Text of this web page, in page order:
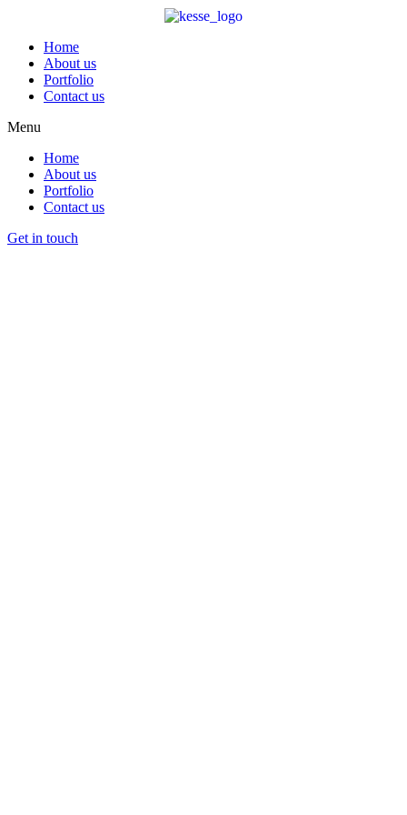
Home
About us
Portfolio
Contact us
Menu
Home
About us
Portfolio
Contact us
Get in touch